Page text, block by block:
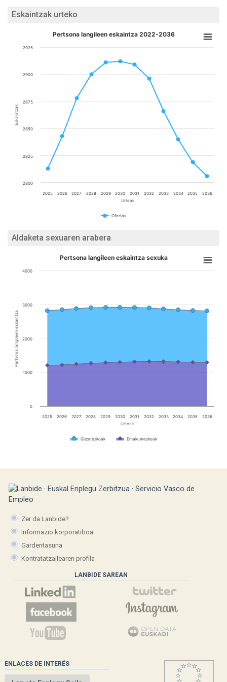
Eskaintzak urteko
Urteak
Eskaintzak
Pertsona langileen eskaintza 2022-2036
Ofertas
2025 2026 2027 2028 2029 2030 2031 2032 2033 2034 2035 2036
2800
2825
2850
2875
2900
2925
Aldaketa sexuaren arabera
Urteak
Pertsona langileen eskaintza
Pertsona langileen eskaintza sexuka
Gizonezkoak Emakumezkoak
2025 2026 2027 2028 2029 2030 2031 2032 2033 2034 2035 2036
0
1000
2000
3000
4000
Zer da Lanbide?
Informazio korporatiboa
Gardentasuna
Kontratatzailearen profila
LANBIDE SAREAN
ENLACES DE INTERÉS